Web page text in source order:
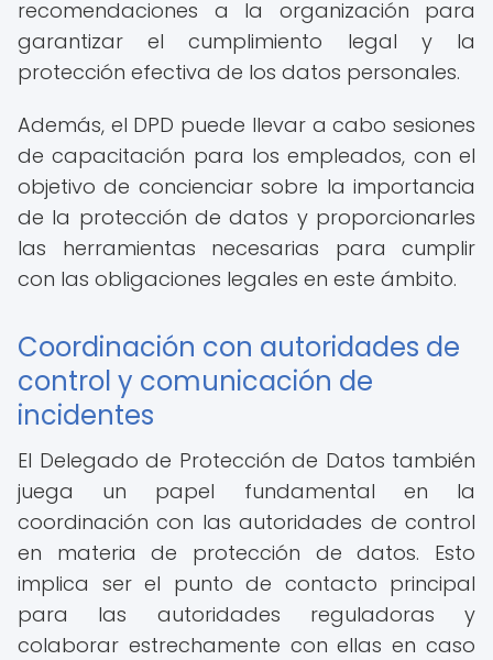
recomendaciones a la organización para
garantizar el cumplimiento legal y la
protección efectiva de los datos personales.
Además, el DPD puede llevar a cabo sesiones
de capacitación para los empleados, con el
objetivo de concienciar sobre la importancia
de la protección de datos y proporcionarles
las herramientas necesarias para cumplir
con las obligaciones legales en este ámbito.
Coordinación con autoridades de
control y comunicación de
incidentes
El Delegado de Protección de Datos también
juega un papel fundamental en la
coordinación con las autoridades de control
en materia de protección de datos. Esto
implica ser el punto de contacto principal
para las autoridades reguladoras y
colaborar estrechamente con ellas en caso